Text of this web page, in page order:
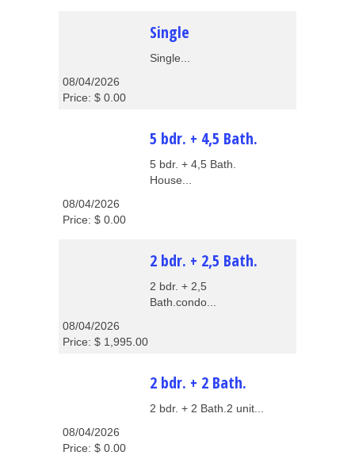
Single
Single...
08/04/2026
Price: $ 0.00
5 bdr. + 4,5 Bath.
5 bdr. + 4,5 Bath.
House...
08/04/2026
Price: $ 0.00
2 bdr. + 2,5 Bath.
2 bdr. + 2,5
Bath.condo...
08/04/2026
Price: $ 1,995.00
2 bdr. + 2 Bath.
2 bdr. + 2 Bath.2 unit...
08/04/2026
Price: $ 0.00